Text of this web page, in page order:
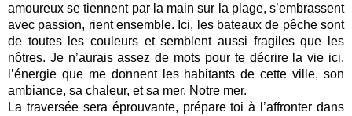
amoureux se tiennent par la main sur la plage, s’embrassent
avec passion, rient ensemble. Ici, les bateaux de pêche sont
de toutes les couleurs et semblent aussi fragiles que les
nôtres. Je n’aurais assez de mots pour te décrire la vie ici,
l’énergie que me donnent les habitants de cette ville, son
ambiance, sa chaleur, et sa mer. Notre mer.
La traversée sera éprouvante, prépare toi à l’affronter dans